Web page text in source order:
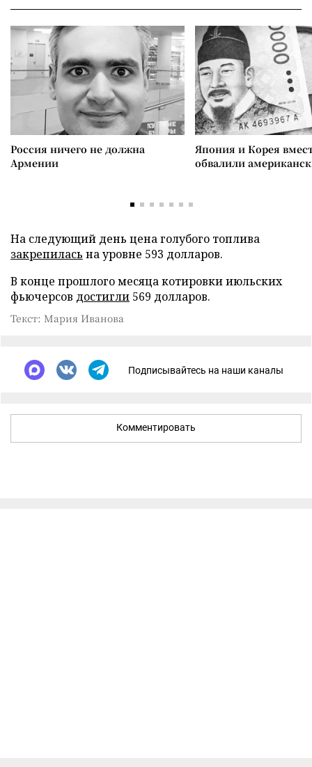
Россия ничего не должна
Армении
Япония и Корея
обвалили
На следующий день цена голубого топлива
закрепилась на уровне 593 долларов.
В конце прошлого месяца котировки июльских
фьючерсов достигли 569 долларов.
Текст: Мария Иванова
Подписывайтесь на наши каналы
Комментировать